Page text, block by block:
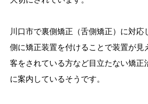
川口市で裏側矯正（舌側矯正）に対応
側に矯正装置を付けることで装置が見
客をされている方など目立たない矯正
に案内しているそうです。